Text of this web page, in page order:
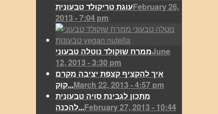
עוגת טריקולד טבעוניתFebruary 26,
2013 - 7:04 pm
ממרח שוקולד נוטלה טבעוניJune
12, 2013 - 3:30 pm
איך להקציף קצפת יציבה מקרם
קוק...March 22, 2013 - 4:57 pm
מתכון לגבינת סויה טבעונית
להכנה...February 27, 2013 - 10:44